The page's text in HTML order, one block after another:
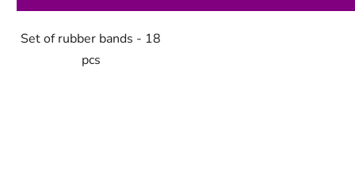
Set of rubber bands - 18
pcs